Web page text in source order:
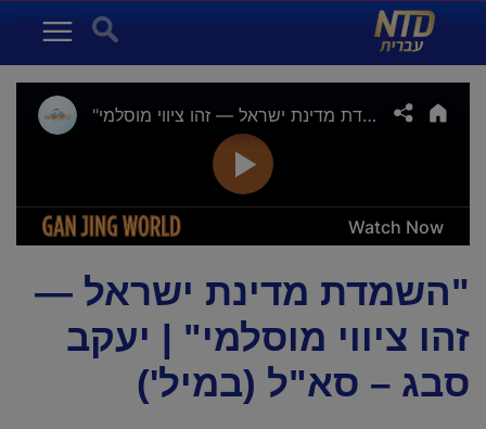
Menu
Search for: NTD עברית
"השמדת מדינת ישראל —
זהו ציווי מוסלמי" | יעקב
סבג – סא"ל (במיל')